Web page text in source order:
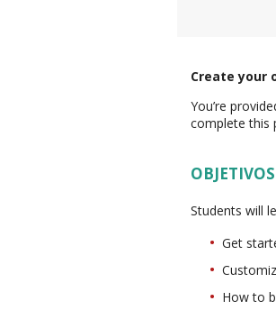
Create your
You’re
complete this
OBJETIVOS
Students will
Get
How to